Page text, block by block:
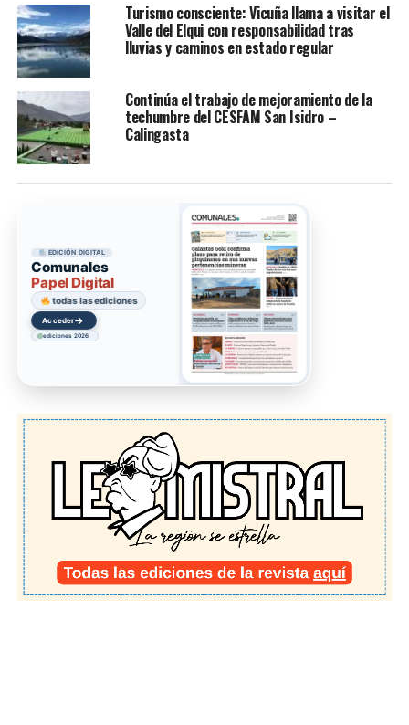
Turismo consciente: Vicuña llama a visitar el
Valle del Elqui con responsabilidad tras
lluvias y caminos en estado regular
Continúa el trabajo de mejoramiento de la
techumbre del CESFAM San Isidro –
Calingasta
EDICIÓN DIGITAL
Comunales
Papel Digital
todas las ediciones
Acceder→
ediciones 2026